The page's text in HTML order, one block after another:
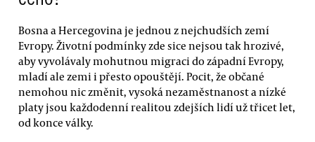
Bosna a Hercegovina je jednou z nejchudších zemí
Evropy. Životní podmínky zde sice nejsou tak hrozivé,
aby vyvolávaly mohutnou migraci do západní Evropy,
mladí ale zemi i přesto opouštějí. Pocit, že občané
nemohou nic změnit, vysoká nezaměstnanost a nízké
platy jsou každodenní realitou zdejších lidí už třicet let,
od konce války.